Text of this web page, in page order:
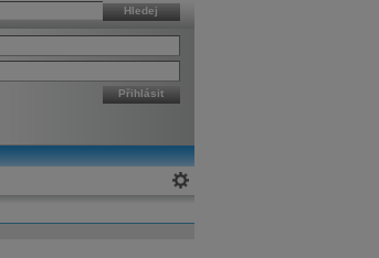
Hledej
Přihlásit